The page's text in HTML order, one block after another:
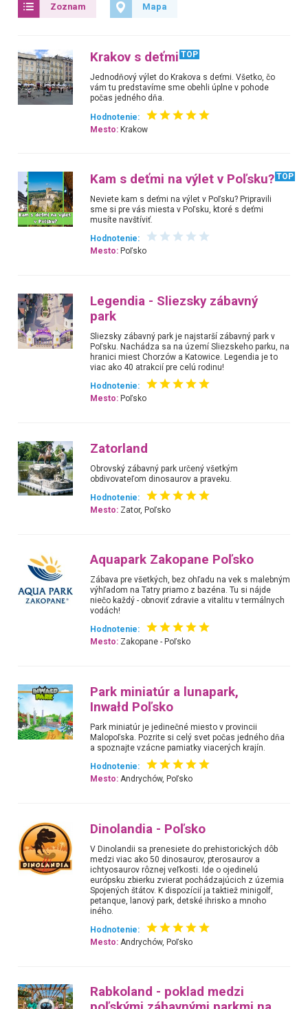
Zoznam Mapa
Krakov s deťmi TOP
Jednodňový výlet do Krakova s deťmi. Všetko, čo
vám tu predstavíme sme obehli úplne v pohode
počas jedného dňa.
Hodnotenie:
Mesto: Krakow
Kam s deťmi na výlet v Poľsku? TOP
Neviete kam s deťmi na výlet v Poľsku? Pripravili
sme si pre vás miesta v Poľsku, ktoré s deťmi
musíte navštíviť.
Hodnotenie:
Mesto: Poľsko
Legendia - Sliezsky zábavný
park
Sliezsky zábavný park je najstarší zábavný park v
Poľsku. Nachádza sa na území Sliezskeho parku, na
hranici miest Chorzów a Katowice. Legendia je to
viac ako 40 atrakcií pre celú rodinu!
Hodnotenie:
Mesto: Poľsko
Zatorland
Obrovský zábavný park určený všetkým
obdivovateľom dinosaurov a praveku.
Hodnotenie:
Mesto: Zator, Poľsko
Aquapark Zakopane Poľsko
Zábava pre všetkých, bez ohľadu na vek s malebným
výhľadom na Tatry priamo z bazéna. Tu si nájde
niečo každý - obnoviť zdravie a vitalitu v termálnych
vodách!
Hodnotenie:
Mesto: Zakopane - Poľsko
Park miniatúr a lunapark,
Inwałd Poľsko
Park miniatúr je jedinečné miesto v provincii
Malopoľska. Pozrite si celý svet počas jedného dňa
a spoznajte vzácne pamiatky viacerých krajín.
Hodnotenie:
Mesto: Andrychów, Poľsko
Dinolandia - Poľsko
V Dinolandii sa prenesiete do prehistorických dôb
medzi viac ako 50 dinosaurov, pterosaurov a
ichtyosaurov rôznej veľkosti. Ide o ojedinelú
európsku zbierku zvierat pochádzajúcich z územia
Spojených štátov. K dispozícií ja taktiež minigolf,
petanque, lanový park, detské ihrisko a mnoho
iného.
Hodnotenie:
Mesto: Andrychów, Poľsko
Rabkoland - poklad medzi